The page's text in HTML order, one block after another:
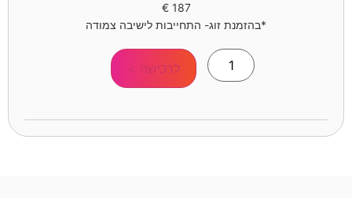
187
€
*בהזמנת זוג- התחייבות לישיבה צמודה
לרכישה >